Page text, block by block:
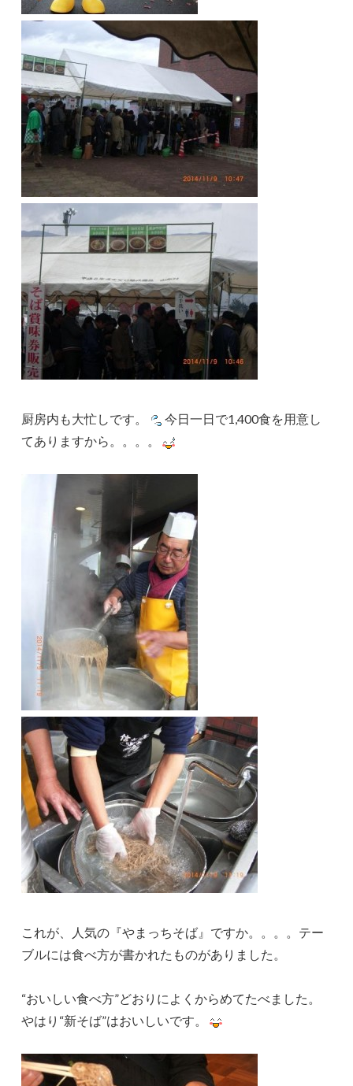
厨房内も大忙しです。
今日一日で1,400食を用意し
てありますから。。。。
これが、人気の『やまっちそば』ですか。。。。テー
ブルには食べ方が書かれたものがありました。
“おいしい食べ方”どおりによくからめてたべました。
やはり“新そば”はおいしいです。